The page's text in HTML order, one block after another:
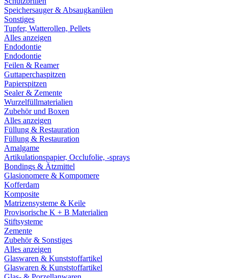
Speichersauger & Absaugkanülen
Sonstiges
Tupfer, Watterollen, Pellets
Alles anzeigen
Endodontie
Endodontie
Feilen & Reamer
Guttaperchaspitzen
Papierspitzen
Sealer & Zemente
Wurzelfüllmaterialien
Zubehör und Boxen
Alles anzeigen
Füllung & Restauration
Füllung & Restauration
Amalgame
Artikulationspapier, Occlufolie, -sprays
Bondings & Ätzmittel
Glasionomere & Kompomere
Kofferdam
Komposite
Matrizensysteme & Keile
Provisorische K + B Materialien
Stiftsysteme
Zemente
Zubehör & Sonstiges
Alles anzeigen
Glaswaren & Kunststoffartikel
Glaswaren & Kunststoffartikel